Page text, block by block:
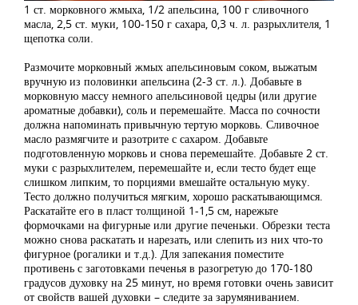
1 ст. морковного жмыха, 1/2 апельсина, 100 г сливочного
масла, 2,5 ст. муки, 100-150 г сахара, 0,3 ч. л. разрыхлителя, 1
щепотка соли.
Размочите морковный жмых апельсиновым соком, выжатым
вручную из половинки апельсина (2-3 ст. л.). Добавьте в
морковную массу немного апельсиновой цедры (или другие
ароматные добавки), соль и перемешайте. Масса по сочности
должна напоминать привычную тертую морковь. Сливочное
масло размягчите и разотрите с сахаром. Добавьте
подготовленную морковь и снова перемешайте. Добавьте 2 ст.
муки с разрыхлителем, перемешайте и, если тесто будет еще
слишком липким, то порциями вмешайте остальную муку.
Тесто должно получиться мягким, хорошо раскатывающимся.
Раскатайте его в пласт толщиной 1-1,5 см, нарежьте
формочками на фигурные или другие печеньки. Обрезки теста
можно снова раскатать и нарезать, или слепить из них что-то
фигурное (рогалики и т.д.). Для запекания поместите
противень с заготовками печенья в разогретую до 170-180
градусов духовку на 25 минут, но время готовки очень зависит
от свойств вашей духовки – следите за зарумяниванием.